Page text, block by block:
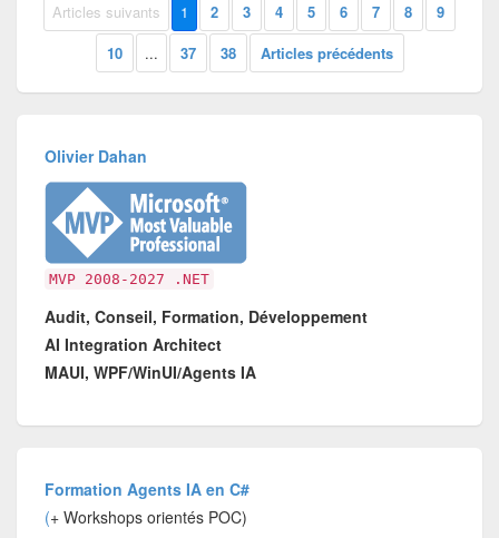
Articles suivants 1 2 3 4 5 6 7 8
9
10
... 37 38 Articles précédents
Olivier Dahan
MVP 2008-2027 .NET
Audit, Conseil, Formation, Développement
AI Integration Architect
MAUI, WPF/WinUI/Agents IA
Formation Agents IA en C#
(+ Workshops orientés POC)